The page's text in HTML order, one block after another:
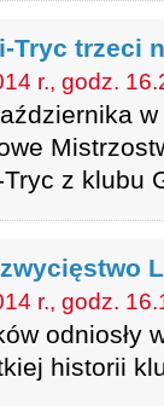
Tryc trzeci
r., godz.
z klubu
r., godz.
odniosły
historii